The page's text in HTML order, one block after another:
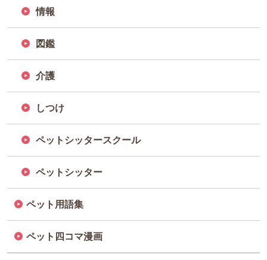
情報
図鑑
介護
しつけ
ペットシッタースクール
ペットシッター
ペット用語集
ペット四コマ漫画